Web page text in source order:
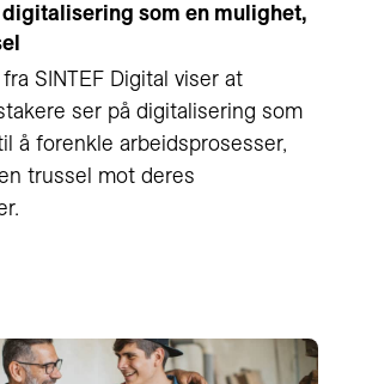
som en mulighet,
SINTEF Digital viser at
ser på digitalisering som
å forenkle arbeidsprosesser,
trussel mot deres